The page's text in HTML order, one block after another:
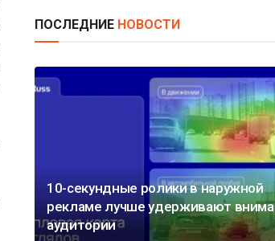
ПОСЛЕДНИЕ НОВОСТИ
10-секундные ролики в наружной
рекламе лучше удерживают
аудитории